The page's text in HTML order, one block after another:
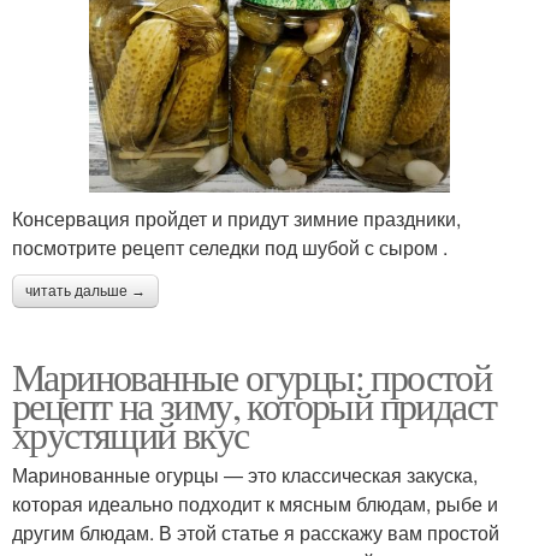
Консервация пройдет и придут зимние праздники,
посмотрите рецепт селедки под шубой с сыром .
читать дальше →
Маринованные огурцы: простой
рецепт на зиму, который придаст
хрустящий вкус
Маринованные огурцы — это классическая закуска,
которая идеально подходит к мясным блюдам, рыбе и
другим блюдам. В этой статье я расскажу вам простой